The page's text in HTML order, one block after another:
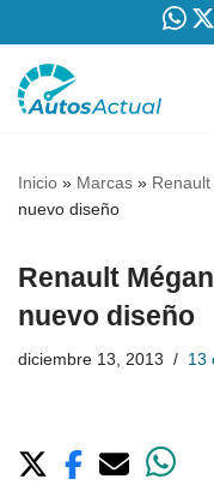
Saltar
Inicio » Marcas » Renault
nuevo diseño
Renault
nuevo diseño
diciembre 13, 2013 13